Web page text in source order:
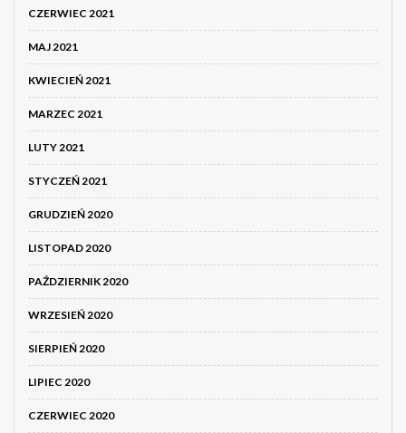
CZERWIEC 2021
MAJ 2021
KWIECIEŃ 2021
MARZEC 2021
LUTY 2021
STYCZEŃ 2021
GRUDZIEŃ 2020
LISTOPAD 2020
PAŹDZIERNIK 2020
WRZESIEŃ 2020
SIERPIEŃ 2020
LIPIEC 2020
CZERWIEC 2020